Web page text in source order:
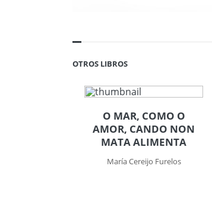
OTROS LIBROS
O MAR, COMO O
AMOR, CANDO NON
MATA ALIMENTA
María Cereijo Furelos